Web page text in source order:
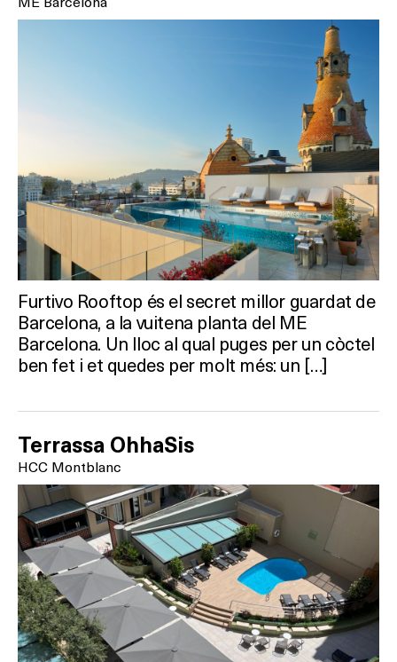
Furtivo Rooftop és el secret millor guardat de
Barcelona, a la vuitena planta del ME
Barcelona. Un lloc al qual puges per un còctel
ben fet i et quedes per molt més: un […]
Terrassa OhhaSis
HCC Montblanc